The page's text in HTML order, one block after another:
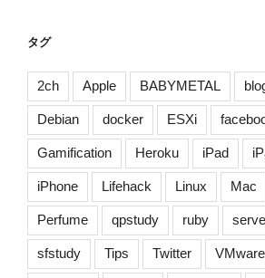
シ
ル
2)
[大
映
画
祭]”
の
タグ
2ch Apple BABYMETAL
Debian docker ESXi
Gamification Heroku iPad
iPhone Lifehack Linux Mac
Perfume qpstudy ruby
sfstudy Tips Twitter VMware